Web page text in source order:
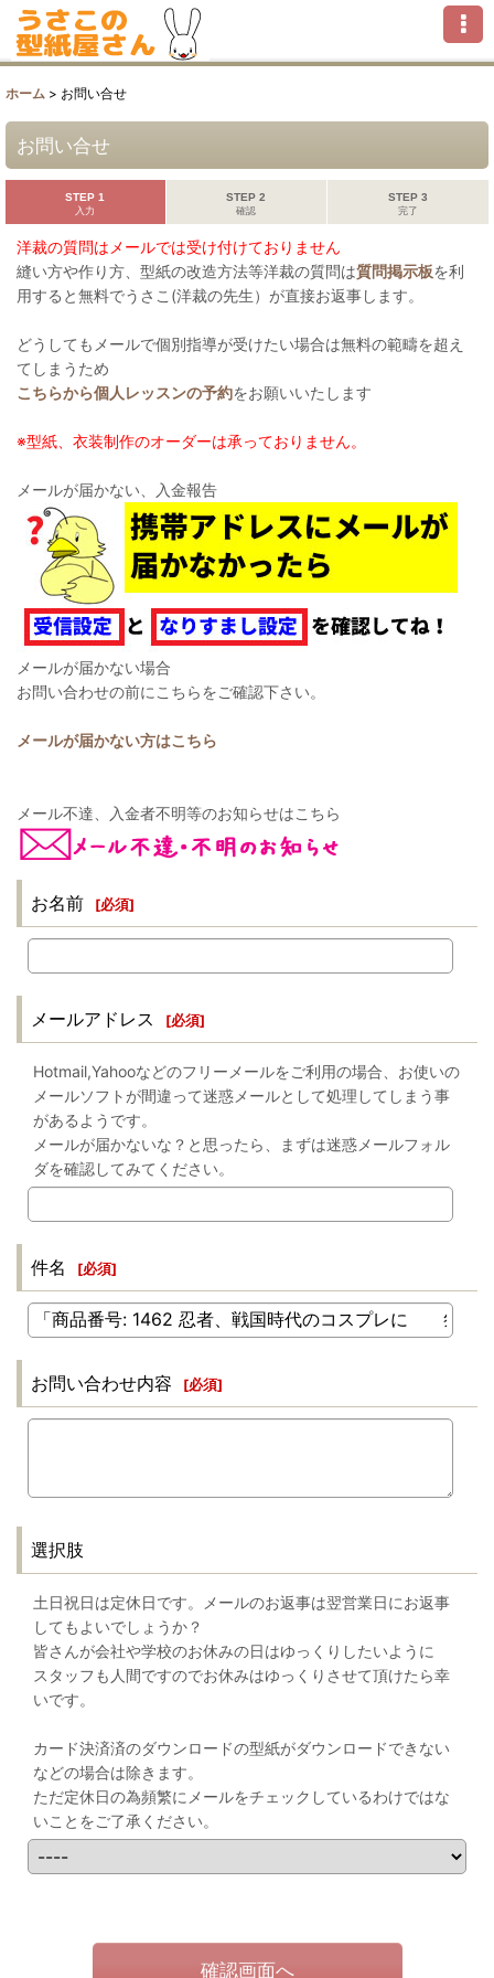
ホーム > お問い合せ
お問い合せ
STEP 1
入力
STEP 2
確認
STEP 3
完了
洋裁の質問はメールでは受け付けておりません
縫い方や作り方、型紙の改造方法等洋裁の質問は質問掲示板を利
用すると無料でうさこ(洋裁の先生）が直接お返事します。
どうしてもメールで個別指導が受けたい場合は無料の範疇を超え
てしまうため
こちらから個人レッスンの予約をお願いいたします
※型紙、衣装制作のオーダーは承っておりません。
メールが届かない、入金報告
メールが届かない場合
お問い合わせの前にこちらをご確認下さい。
メールが届かない方はこちら
メール不達、入金者不明等のお知らせはこちら
お名前 [必須]
メールアドレス [必須]
Hotmail,Yahooなどのフリーメールをご利用の場合、お使いの
メールソフトが間違って迷惑メールとして処理してしまう事
があるようです。
メールが届かないな？と思ったら、まずは迷惑メールフォル
ダを確認してみてください。
件名 [必須]
お問い合わせ内容 [必須]
選択肢
土日祝日は定休日です。メールのお返事は翌営業日にお返事
してもよいでしょうか？
皆さんが会社や学校のお休みの日はゆっくりしたいように
スタッフも人間ですのでお休みはゆっくりさせて頂けたら幸
いです。
カード決済済のダウンロードの型紙がダウンロードできない
などの場合は除きます。
ただ定休日の為頻繁にメールをチェックしているわけではな
いことをご了承ください。
確認画面へ